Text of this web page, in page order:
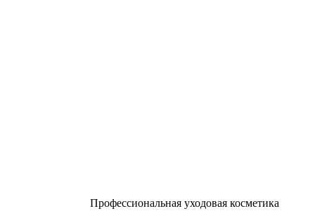
Профессиональная уходовая косметика